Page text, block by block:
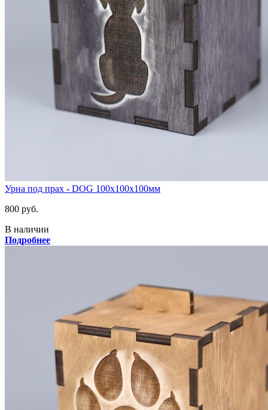
Урна под прах - DOG 100х100х100мм
800 руб.
В наличии
Подробнее